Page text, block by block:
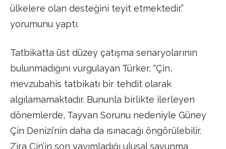
ülkelere olan desteğini teyit etmektedir.”
yorumunu yaptı.
Tatbikatta üst düzey çatışma senaryolarının
bulunmadığını vurgulayan Türker, “Çin,
mevzubahis tatbikatı bir tehdit olarak
algılamamaktadır. Bununla birlikte ilerleyen
dönemlerde, Tayvan Sorunu nedeniyle Güney
Çin Denizi’nin daha da ısınacağı öngörülebilir.
Zira Çin’in son yayımladığı ulusal savunma